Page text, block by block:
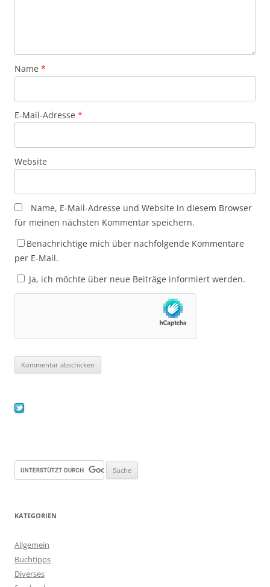
Name *
E-Mail-Adresse *
Website
Name, E-Mail-Adresse und Website in diesem Browser
für meinen nächsten Kommentar speichern.
Benachrichtige mich über nachfolgende Kommentare
per E-Mail.
Ja, ich möchte über neue Beiträge informiert werden.
KATEGORIEN
Allgemein
Buchtipps
Diverses